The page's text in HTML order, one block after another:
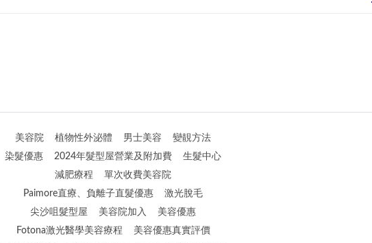
美容院 植物性外泌體 男士美容
變靚方法
染髮優惠
2024年髮型屋營業及附加費
生髮中心
減肥療程
單次收費美容院
Paimore直療、負離子直髮優惠
激光脫毛
尖沙咀髮型屋
美容院加入
美容優惠
Fotona激光醫學美容療程
美容優惠真實評價